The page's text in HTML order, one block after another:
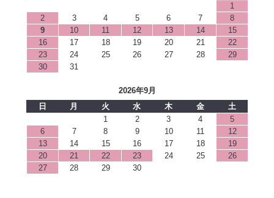
1
2
3 4 5 6 7
8
9
10 11 12 13 14
15
16
17 18 19 20 21
22
23
24 25 26 27 28
29
30
31
2026年9月
日
月 火 水 木 金
土
1
2 3 4
5
6
7 8 9 10 11
12
13
14 15 16 17 18
19
20
21 22 23 24 25
26
27
28 29 30